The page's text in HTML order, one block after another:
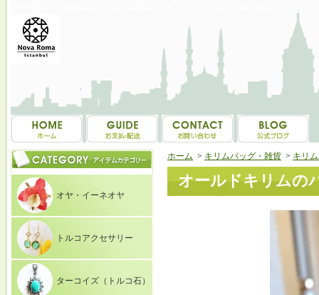
オヤ・イーネオヤ
トルコアクセサリー
ターコイズ（トルコ石）
ホーム > キリムバッグ・雑貨 > キリ
オールドキリムの